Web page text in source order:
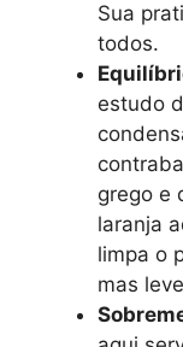
Sua
todos.
estudo
grego e
laranja
limpa o
mas